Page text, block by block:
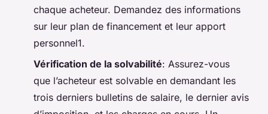
chaque acheteur. Demandez des informations
sur leur plan de financement et leur apport
personnel1.
Vérification de la solvabilité: Assurez-vous
que l’acheteur est solvable en demandant les
trois derniers bulletins de salaire, le dernier avis